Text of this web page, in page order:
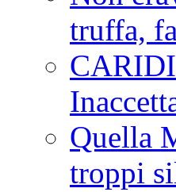
truffa,
Quella
troppi